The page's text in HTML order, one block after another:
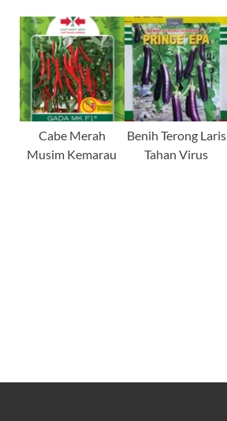
Cabe Merah
Musim Kemarau
Benih Terong Laris
Tahan Virus